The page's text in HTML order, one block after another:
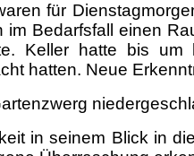
für
Bedarfsfall einen
Keller hatte bis um
hatten. Neue
in seinem Blick in